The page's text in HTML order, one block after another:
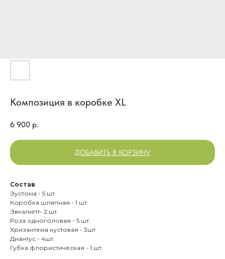
Композиция в коробке XL
6 900 р.
ДОБАВИТЬ В КОРЗИНУ
Состав
Эустома - 5 шт.
Коробка шляпная - 1 шт.
Эвкалипт- 2 шт.
Роза одноголовая - 5 шт.
Хризантема кустовая - 3шт.
Диантус - 4шт.
Губка флористическая - 1 шт.